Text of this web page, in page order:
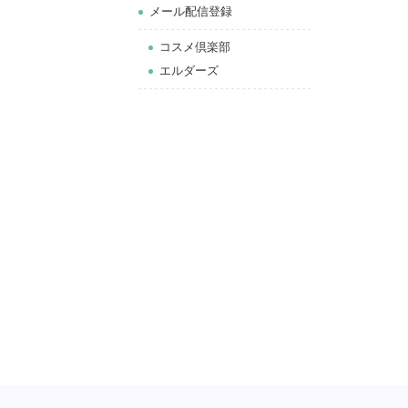
メール配信登録
コスメ倶楽部
エルダーズ